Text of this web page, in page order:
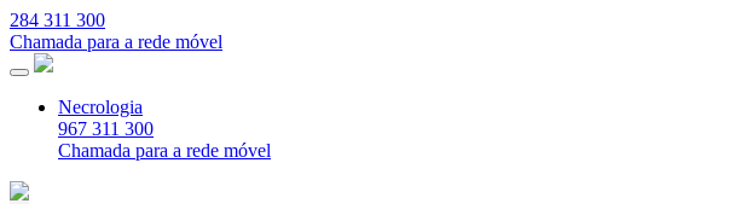
284 311 300
Chamada para a rede móvel
Necrologia
967 311 300
Chamada para a rede móvel